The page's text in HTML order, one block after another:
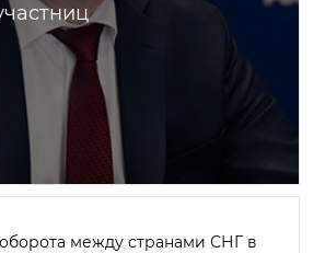
между странами СНГ в